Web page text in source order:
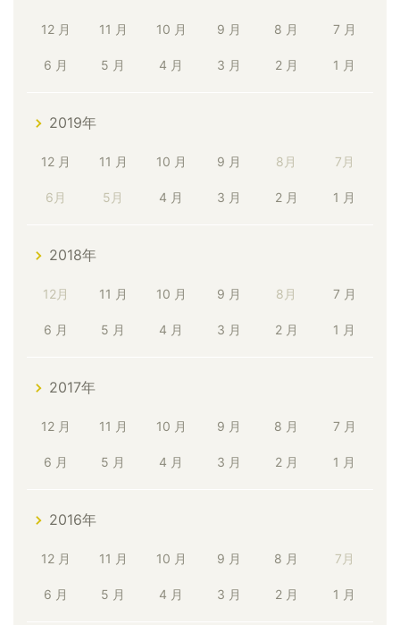
12 月 11 月 10 月 9 月 8 月 7 月
6 月 5 月 4 月 3 月 2 月 1 月
2019年
12 月 11 月 10 月 9 月 8月 7月
6月 5月 4 月 3 月 2 月 1 月
2018年
12月 11 月 10 月 9 月 8月 7 月
6 月 5 月 4 月 3 月 2 月 1 月
2017年
12 月 11 月 10 月 9 月 8 月 7 月
6 月 5 月 4 月 3 月 2 月 1 月
2016年
12 月 11 月 10 月 9 月 8 月 7月
6 月 5 月 4 月 3 月 2 月 1 月